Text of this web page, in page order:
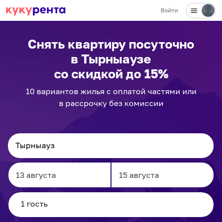
Войти
Снять квартиру посуточно
в Тырныаузе
со скидкой до 15%
10 вариантовжилья с оплатой частями или
в рассрочку без комиссии
Navigate
forward
to
Navigate
to